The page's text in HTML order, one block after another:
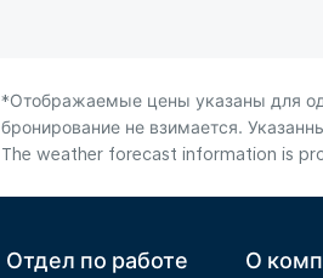
*Отображаемые цены указаны для
бронирование не взимается.
The weather forecast information is
Отдел по работе
О